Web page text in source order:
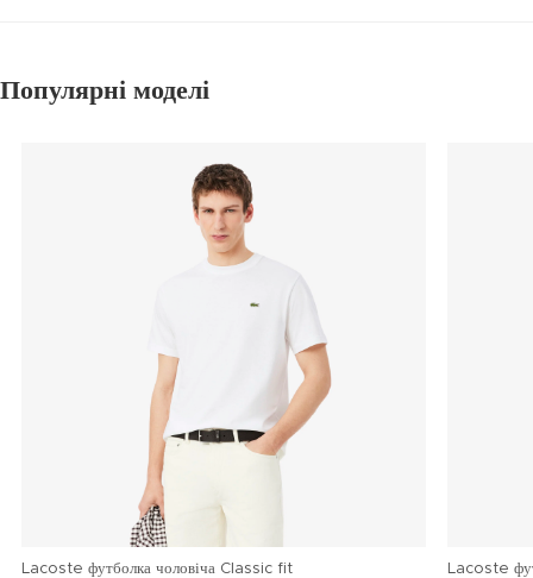
Популярні моделі
Lacoste футболка чоловіча Classic fit Lacoste